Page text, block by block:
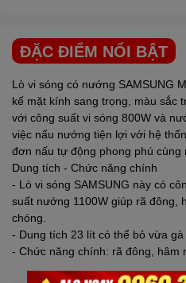
ĐẶC ĐIỂM NỔI BẬT
Lò vi sóng có nướng SAMSUNG
kế mặt kính sang trọng, màu sắc
với công suất vi sóng 800W và
việc nấu nướng tiện lợi với hệ
đơn nấu tự động phong phú cùng
Dung tích - Chức năng chính
- Lò vi sóng SAMSUNG này có
suất nướng 1100W giúp rã đông,
chóng.
- Dung tích 23 lít có thể bỏ vừa
- Chức năng chính: rã đông, hâm